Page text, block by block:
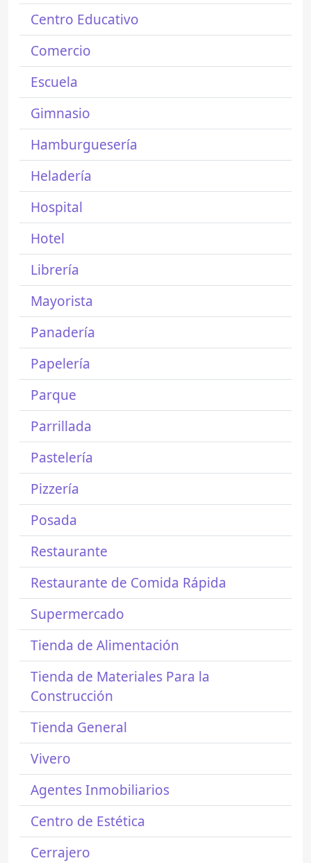
Centro Educativo
Comercio
Escuela
Gimnasio
Hamburguesería
Heladería
Hospital
Hotel
Librería
Mayorista
Panadería
Papelería
Parque
Parrillada
Pastelería
Pizzería
Posada
Restaurante
Restaurante de Comida Rápida
Supermercado
Tienda de Alimentación
Tienda de Materiales Para la
Construcción
Tienda General
Vivero
Agentes Inmobiliarios
Centro de Estética
Cerrajero